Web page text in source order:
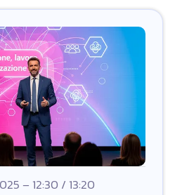
– 12:30 / 13:20